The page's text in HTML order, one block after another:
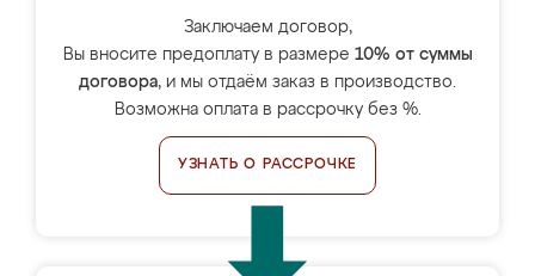
Заключаем договор,
Вы вносите предоплату в размере 10% от суммы
договора, и мы отдаём заказ в производство.
Возможна оплата в рассрочку без %.
УЗНАТЬ О РАССРОЧКЕ